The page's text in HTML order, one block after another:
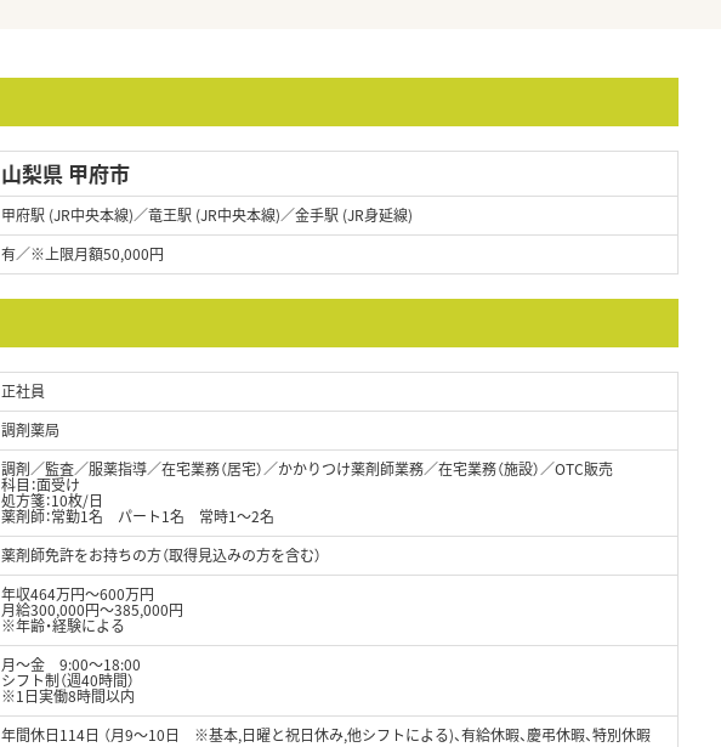
山梨県 甲府市
甲府駅 (JR中央本線)／竜王駅 (JR中央本線)／金手駅 (JR身延線)
有／※上限月額50,000円
正社員
調剤薬局
調剤／監査／服薬指導／在宅業務（居宅）／かかりつけ薬剤師業務／在宅業務（施設）／OTC販売
科目：面受け
処方箋：10枚/日
薬剤師：常勤1名 パート1名 常時1～2名
薬剤師免許をお持ちの方（取得見込みの方を含む）
年収464万円～600万円
月給300,000円～385,000円
※年齢・経験による
月～金 9:00～18:00
シフト制（週40時間）
※1日実働8時間以内
年間休日114日 （月9～10日 ※基本,日曜と祝日休み,他シフトによる)、有給休暇、慶弔休暇、特別休暇